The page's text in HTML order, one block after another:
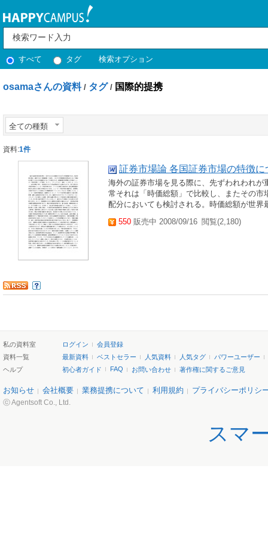
すべて タグ 検索オプション
osamaさんの資料 / タグ / 国際的提携
全ての種類
資料:1件
証券市場論 各国証券市場の特徴
海外の証券市場を見る際に、先ずわれわれ
常それは「時価総額」で比較し、またその
配分においても検討される。時価総額が世
550 販売中 2008/09/16 閲覧(2,180)
私の資料室 ログイン
会員登録
資料一覧
最新資料 ベストセラー 人気資料 人気タグ
パワーユーザー
ヘルプ
初心者ガイド FAQ お問い合わせ 著作権に関するご意見
お知らせ 会社概要 業務提携について 利用規約 プライバシーポリシ
ⓒ Agentsoft Co., Ltd.
スマ